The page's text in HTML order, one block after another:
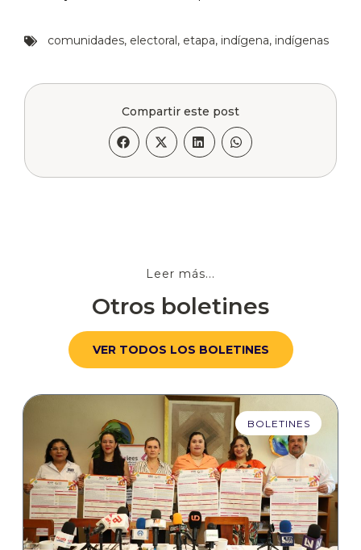
comunidades, electoral, etapa, indígena, indígenas
Compartir este post
Leer más...
Otros boletines
VER TODOS LOS BOLETINES
BOLETINES